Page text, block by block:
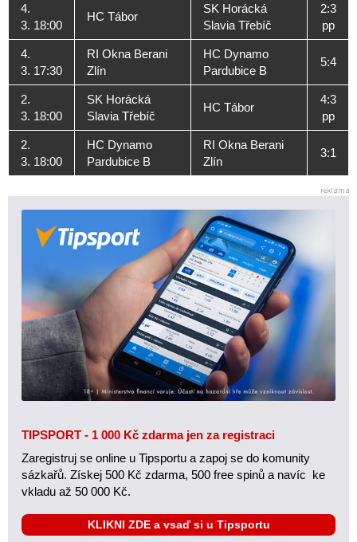
4.
3. 18:00
HC Tábor
SK Horácká
Slavia Třebíč
2:3
pp
4.
3. 17:30
RI Okna Berani
Zlín
HC Dynamo
Pardubice B
5:4
2.
3. 18:00
SK Horácká
Slavia Třebíč
HC Tábor
4:3
pp
2.
3. 18:00
HC Dynamo
Pardubice B
RI Okna Berani
Zlín
3:1
TIPSPORT - 1 000 Kč zdarma jen za registraci
Zaregistruj se online u Tipsportu a zapoj se do komunity
sázkařů. Získej 500 Kč zdarma, 500 free spinů a navíc ke
vkladu až 50 000 Kč.
KLIKNI ZDE a vsaď si u Tipsportu